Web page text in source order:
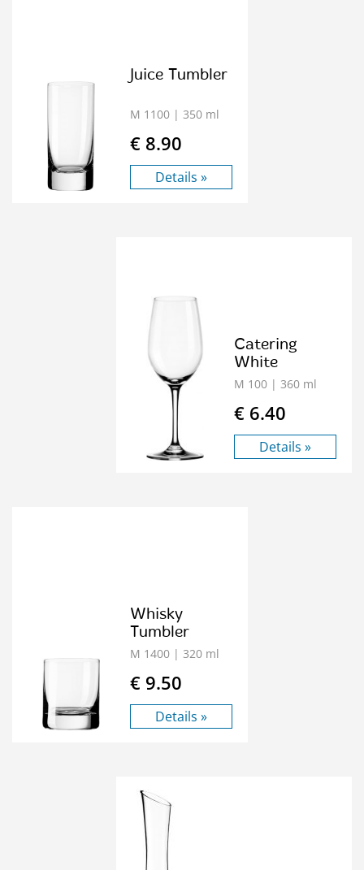
Juice Tumbler
M 1100 | 350 ml
€ 8.90
Details »
Catering
White
M 100 | 360 ml
€ 6.40
Details »
Whisky
Tumbler
M 1400 | 320 ml
€ 9.50
Details »